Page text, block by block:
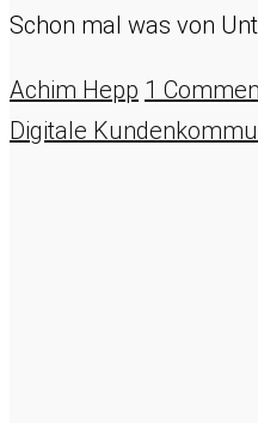
Schon mal was von
Achim Hepp 1
Digitale